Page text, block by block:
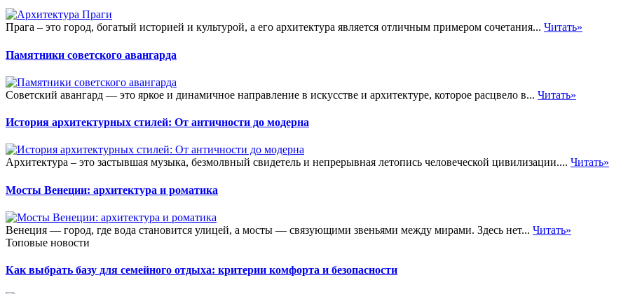
Прага – это город, богатый историей и культурой, а его архитектура является отличным примером сочетания... Читать»
Памятники советского авангарда
Советский авангард — это яркое и динамичное направление в искусстве и архитектуре, которое расцвело в... Читать»
История архитектурных стилей: От античности до модерна
Архитектура – это застывшая музыка, безмолвный свидетель и непрерывная летопись человеческой цивилизации.... Читать»
Мосты Венеции: архитектура и роматика
Венеция — город, где вода становится улицей, а мосты — связующими звеньями между мирами. Здесь нет... Читать»
Топовые новости
Как выбрать базу для семейного отдыха: критерии комфорта и безопасности